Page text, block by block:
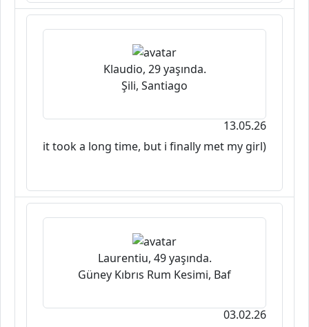
Klaudio, 29 yaşında.
Şili, Santiago
13.05.26
it took a long time, but i finally met my girl)
Laurentiu, 49 yaşında.
Güney Kıbrıs Rum Kesimi, Baf
03.02.26